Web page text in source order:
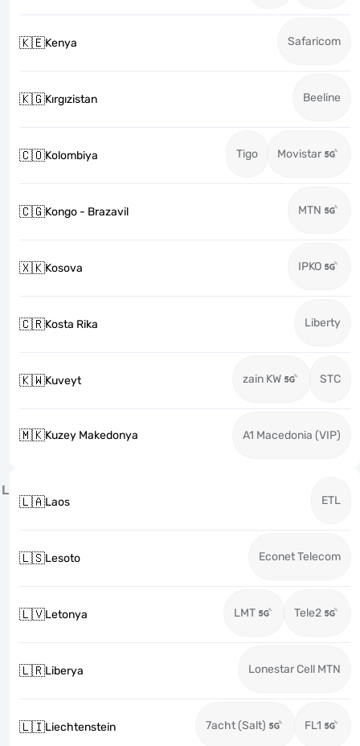
🇰🇪Kenya Safaricom
🇰🇬Kırgızistan Beeline
🇨🇴Kolombiya Tigo Movistar
🇨🇬Kongo - Brazavil MTN
🇽🇰Kosova IPKO
🇨🇷Kosta Rika Liberty
🇰🇼Kuveyt zain KW STC
🇲🇰Kuzey Makedonya A1 Macedonia (VIP)
L
🇱🇦Laos ETL
🇱🇸Lesoto Econet Telecom
🇱🇻Letonya LMT Tele2
🇱🇷Liberya Lonestar Cell MTN
🇱🇮Liechtenstein 7acht (Salt) FL1